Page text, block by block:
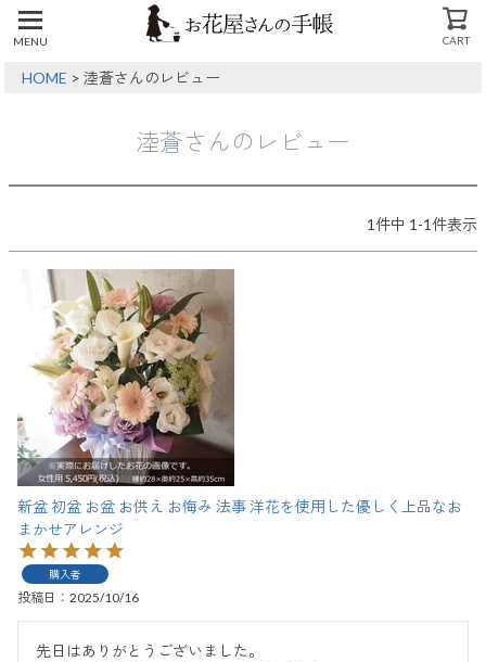
MENU CART
HOME 淕蒼さんのレビュー
淕蒼さんのレビュー
1件中 1 -1件表示
新盆 初盆 お盆 お供え お悔み 法事 洋花を使用した優しく上品なお
まかせアレンジ
購入者
投稿日 2025/10/16
先日はありがとうございました。